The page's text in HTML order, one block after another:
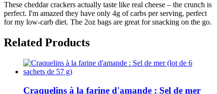
These cheddar crackers actually taste like real cheese – the crunch is
perfect. I'm amazed they have only 4g of carbs per serving, perfect
for my low-carb diet. The 2oz bags are great for snacking on the go.
Related Products
Craquelins à la farine d'amande : Sel de mer